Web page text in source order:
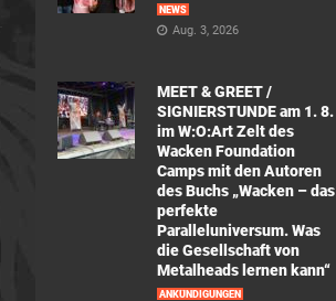
NEWS
Aug. 3, 2026
MEET & GREET /
SIGNIERSTUNDE am 1. 8.
im W:O:Art Zelt des
Wacken Foundation
Camps mit den Autoren
des Buchs „Wacken – das
perfekte
Paralleluniversum. Was
die Gesellschaft von
Metalheads lernen kann“
ANKÜNDIGUNGEN